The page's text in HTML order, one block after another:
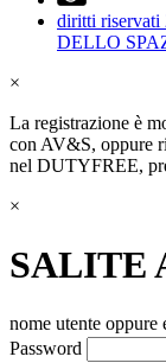
diritti
DELLO
×
La registrazione è
con AV&S, oppure
nel DUTYFREE,
×
SALITE
nome utente oppure
Password